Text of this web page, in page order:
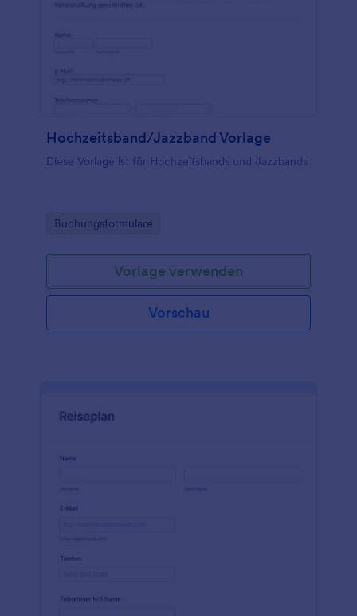
Hochzeitsband/Jazzband Vorlage
Diese Vorlage ist für Hochzeitsbands und Jazzbands
Go to Category:
Buchungsformulare
Vorlage verwenden
Vorschau